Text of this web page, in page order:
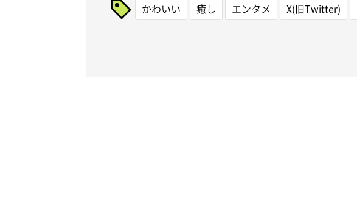
かわいい 癒し エンタメ X(旧Twitter)